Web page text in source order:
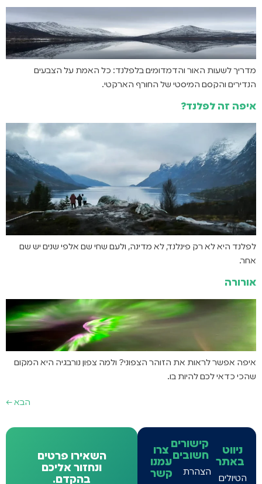
מדריך לשעות האור והדמדומים בלפלנד: כל האמת על הצבעים
הנדירים והקסם המיסטי של החורף הארקטי.
איפה זה לפלנד?
לפלנד היא לא רק פינלנד, לא מדינה, ולעם שחי שם אלפי שנים יש שם
אחר.
אורורה
איפה אפשר לראות את הזוהר הצפוני? ולמה צפון נורבגיה היא המקום
שהכי כדאי לכם להיות בו.
הבא←
ניווט
באתר
הטיולים
קישורים
חשובים
הצהרת
צרו
עמנו
קשר
השאירו פרטים
ונחזור אליכם
בהקדם.